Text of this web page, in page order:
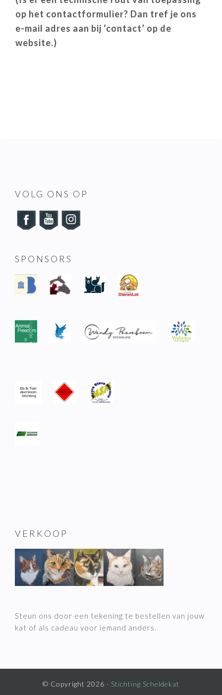
op het contactformulier? Dan tref je ons
e-mail adres aan bij ‘contact’ op de
website.)
FOOTER
VOLG ONS OP
SPONSORS
VERKOOP
Steun ons door een tekening te bestellen van jouw
kat of als cadeau voor iemand anders.
© Copyright 2026 · Stichting Scheldekat